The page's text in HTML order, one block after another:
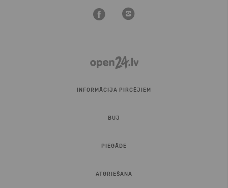
INFORMĀCIJA PIRCĒJIEM
BUJ
PIEGĀDE
ATGRIEŠANA